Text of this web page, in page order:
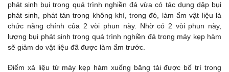
phát sinh bụi trong quá trình nghiền đá vừa có tác dụng dập bụi
phát sinh, phát tán trong không khí, trong đó, làm ẩm vật liệu là
chức năng chính của 2 vòi phun này. Nhờ có 2 vòi phun này,
lượng bụi phát sinh trong quá trình nghiền đá trong máy kẹp hàm
sẽ giảm do vật liệu đã được làm ẩm trước.
Điểm xả liệu từ máy kẹp hàm xuống băng tải được bố trí trong